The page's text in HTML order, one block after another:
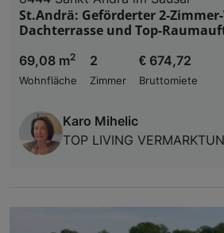
St.Andrä: Geförderter 2-
Dachterrasse und Top-
69,08 m2
Wohnfläche
2
Zimmer
€ 674,72
Bruttomiete
Karo Mihelic
TOP LIVING